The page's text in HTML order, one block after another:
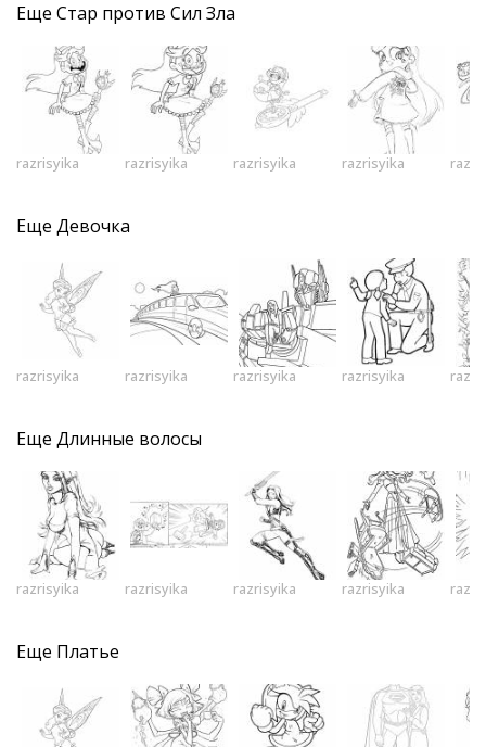
Еще Стар против Сил Зла
razrisyika razrisyika razrisyika razrisyika
Еще Девочка
razrisyika razrisyika razrisyika razrisyika
Еще Длинные волосы
razrisyika razrisyika razrisyika razrisyika
Еще Платье